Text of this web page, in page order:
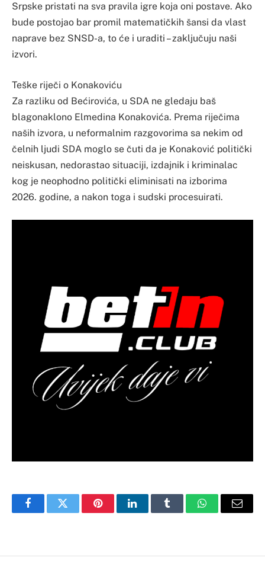
Srpske pristati na sva pravila igre koja oni postave. Ako
bude postojao bar promil matematičkih šansi da vlast
naprave bez SNSD-a, to će i uraditi – zaključuju naši
izvori.
Teške riječi o Konakoviću
Za razliku od Bećirovića, u SDA ne gledaju baš
blagonaklono Elmedina Konakovića. Prema riječima
naših izvora, u neformalnim razgovorima sa nekim od
čelnih ljudi SDA moglo se čuti da je Konaković politički
neiskusan, nedorastao situaciji, izdajnik i kriminalac
kog je neophodno politički eliminisati na izborima
2026. godine, a nakon toga i sudski procesuirati.
FacebookTwitter PinterestLinkedInTumblr WhatsAppEmail